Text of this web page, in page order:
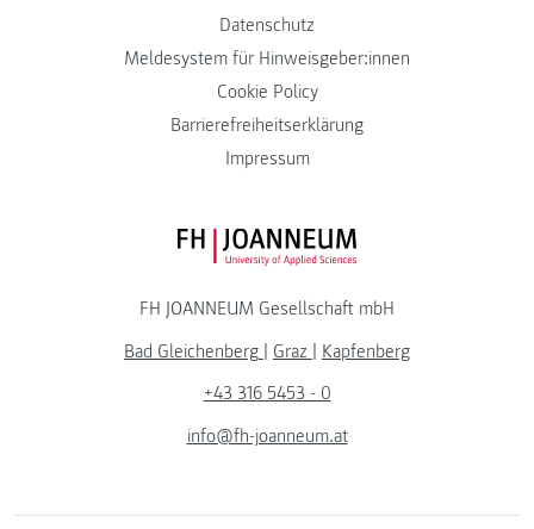
Datenschutz
Meldesystem für Hinweisgeber:innen
Cookie Policy
Barrierefreiheitserklärung
Impressum
FH JOANNEUM Logo
FH JOANNEUM Gesellschaft mbH
Bad Gleichenberg | Graz | Kapfenberg
+43 316 5453 - 0
info@fh-joanneum.at